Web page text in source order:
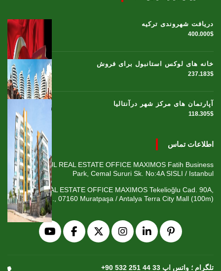
دریافت شهروندی ترکیه
400.000$
خانه های لوکس استانبول برای فروش
237.183$
آپارتمان های مرکز شهر درآنتالیا
118.305$
اطلاعات تماس
ISTANBUL REAL ESTATE OFFICE MAXIMOS Fatih Business
Park, Cemal Sururi Sk. No:4A SISLI / Istanbul
ANTALYA REAL ESTATE OFFICE MAXIMOS Tekelioğlu Cad. 90A,
Fener Mah., 07160 Muratpaşa / Antalya Terra City Mall (100m)
+90 532 251 44 33 تلگرام ؛ واتس اپ